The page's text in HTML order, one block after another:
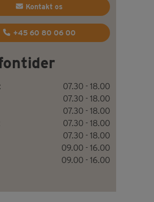
Kontakt os
+45 60 80 06 00
07.30 - 18.00
07.30 - 18.00
07.30 - 18.00
07.30 - 18.00
07.30 - 18.00
09.00 - 16.00
09.00 - 16.00